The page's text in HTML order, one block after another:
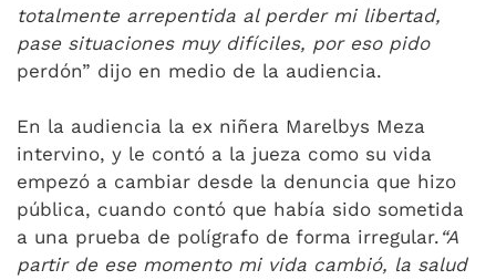
totalmente arrepentida al perder mi libertad,
pase situaciones muy difíciles, por eso pido
perdón” dijo en medio de la audiencia.
En la audiencia la ex niñera Marelbys Meza
intervino, y le contó a la jueza como su vida
empezó a cambiar desde la denuncia que hizo
pública, cuando contó que había sido sometida
a una prueba de polígrafo de forma irregular. “A
partir de ese momento mi vida cambió, la salud